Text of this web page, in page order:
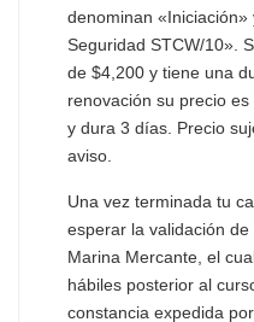
denominan
Seguridad STCW/10».
de $4,200 y tiene una
renovación su precio
y dura 3 días. Precio
aviso.
Una vez terminada tu
esperar la validación
Marina Mercante, el
hábiles posterior al
constancia expedida